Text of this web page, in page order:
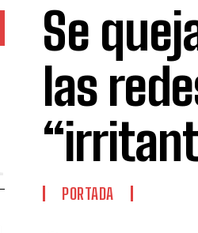
Se
las
PORTADA